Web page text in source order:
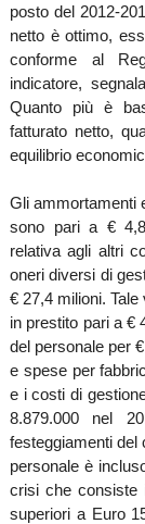
posto del 2012-
netto è ottimo,
conforme al
indicatore,
Quanto più è
fatturato netto,
equilibrio
Gli ammortamenti
sono pari a €
relativa agli altri
oneri diversi di
€ 27,4 milioni.
in prestito pari a €
del personale per
e spese per
e i costi di
8.879.000 nel
festeggiamenti del
personale è
crisi che consiste
superiori a Euro